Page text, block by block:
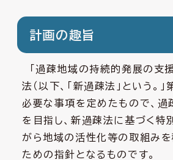
計画の趣旨
「過疎地域の持続的発展の支
法（以下、「新過疎法」という。
必要な事項を定めたもので、過
を目指し、新過疎法に基づく特
がら地域の活性化等の取組み
ための指針となるものです。